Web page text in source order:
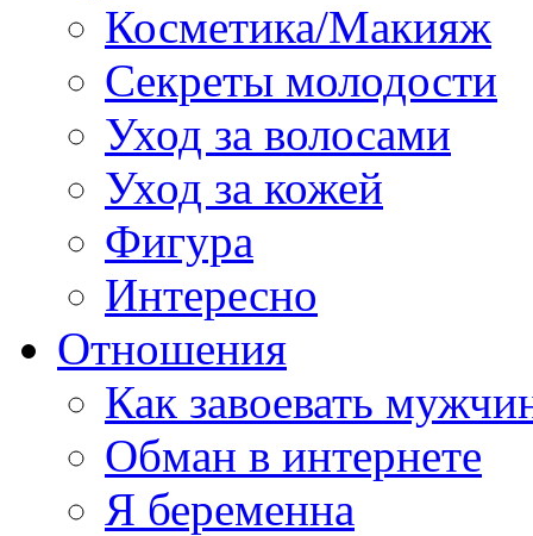
Косметика/Макияж
Секреты молодости
Уход за волосами
Уход за кожей
Фигура
Интересно
Отношения
Как завоевать
Обман в интернете
Я беременна